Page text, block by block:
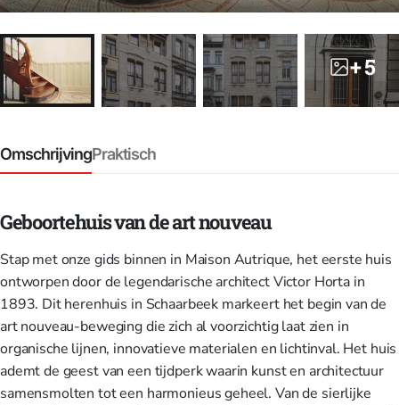
+ 5
OmschrijvingPraktisch
Geboortehuis van de art nouveau
Stap met onze gids binnen in Maison Autrique, het eerste huis
ontworpen door de legendarische architect Victor Horta in
1893. Dit herenhuis in Schaarbeek markeert het begin van de
art nouveau-beweging die zich al voorzichtig laat zien in
organische lijnen, innovatieve materialen en lichtinval. Het huis
ademt de geest van een tijdperk waarin kunst en architectuur
samensmolten tot een harmonieus geheel. Van de sierlijke